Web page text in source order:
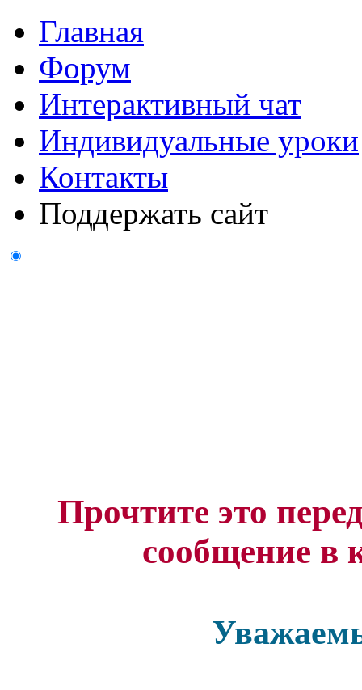
Главная
Форум
Интерактивный чат
Индивидуальные уроки
Контакты
Поддержать сайт
Прочтите это
сообщение в